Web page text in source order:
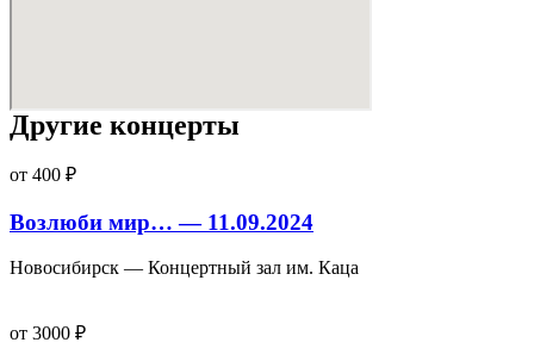
Другие концерты
от 400 ₽
Возлюби мир… — 11.09.2024
Новосибирск — Концертный зал им. Каца
от 3000 ₽